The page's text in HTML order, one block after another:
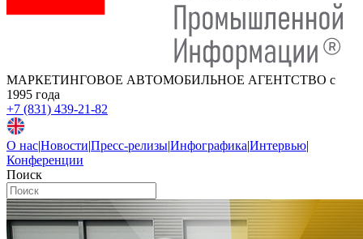
МАРКЕТИНГОВОЕ АВТОМОБИЛЬНОЕ АГЕНТСТВО с
1995 года
+7 (831) 439-21-82
О нас|Новости|Пресс-релизы|Инфографика|Интервью|
Конференции
Поиск